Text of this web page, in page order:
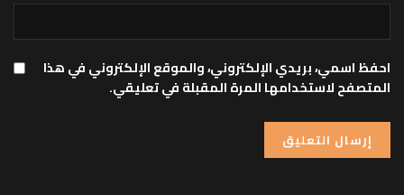
احفظ اسمي، بريدي الإلكتروني، والموقع الإلكتروني في هذا
المتصفح لاستخدامها المرة المقبلة في تعليقي.